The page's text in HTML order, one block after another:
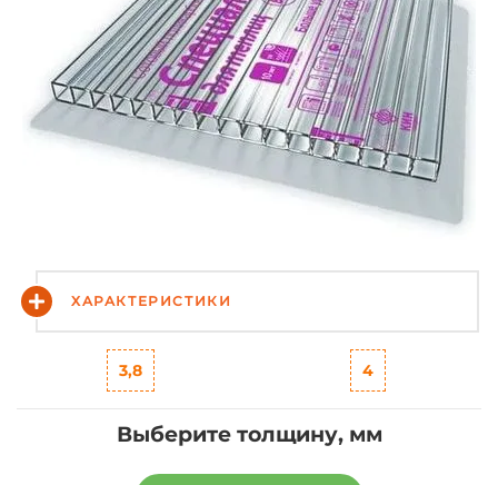
ХАРАКТЕРИСТИКИ
3,8 4
Выберите толщину, мм